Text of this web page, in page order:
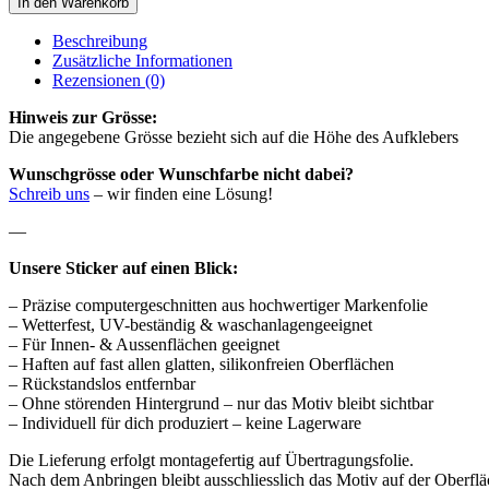
Beschreibung
Zusätzliche Informationen
Rezensionen (0)
Hinweis zur Grösse:
Die angegebene Grösse bezieht sich auf die Höhe des Aufklebers
Wunschgrösse oder Wunschfarbe nicht dabei?
Schreib uns – wir finden eine Lösung!
—
Unsere Sticker auf einen Blick:
– Präzise computergeschnitten aus hochwertiger Markenfolie
– Wetterfest, UV-beständig & waschanlagengeeignet
– Für Innen- & Aussenflächen geeignet
– Haften auf fast allen glatten, silikonfreien Oberflächen
– Rückstandslos entfernbar
– Ohne störenden Hintergrund – nur das Motiv bleibt sichtbar
– Individuell für dich produziert – keine Lagerware
Die Lieferung erfolgt montagefertig auf Übertragungsfolie.
Nach dem Anbringen bleibt ausschliesslich das Motiv auf der